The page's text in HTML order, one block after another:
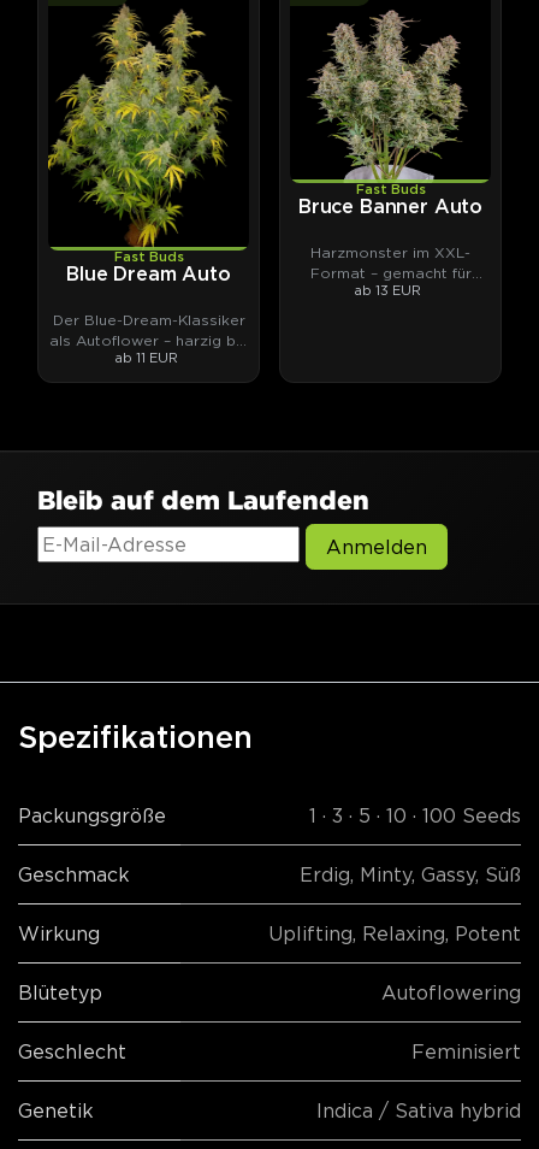
Fast Buds
Blue Dream Auto
Der Blue-Dream-Klassiker
als Autoflower – harzig bis
ins Blattwerk.
ab 11 EUR
Fast Buds
Bruce Banner Auto
Harzmonster im XXL-
Format – gemacht für
Hasch und Extrakte.
ab 13 EUR
Bleib auf dem Laufenden
Anmelden
Spezifikationen
Packungsgröße 1 · 3 · 5 · 10 · 100 Seeds
Geschmack Erdig, Minty, Gassy, Süß
Wirkung Uplifting, Relaxing, Potent
Blütetyp Autoflowering
Geschlecht Feminisiert
Genetik Indica / Sativa hybrid